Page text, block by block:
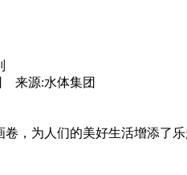
来源:水体集团
为人们的美好生活增添了乐